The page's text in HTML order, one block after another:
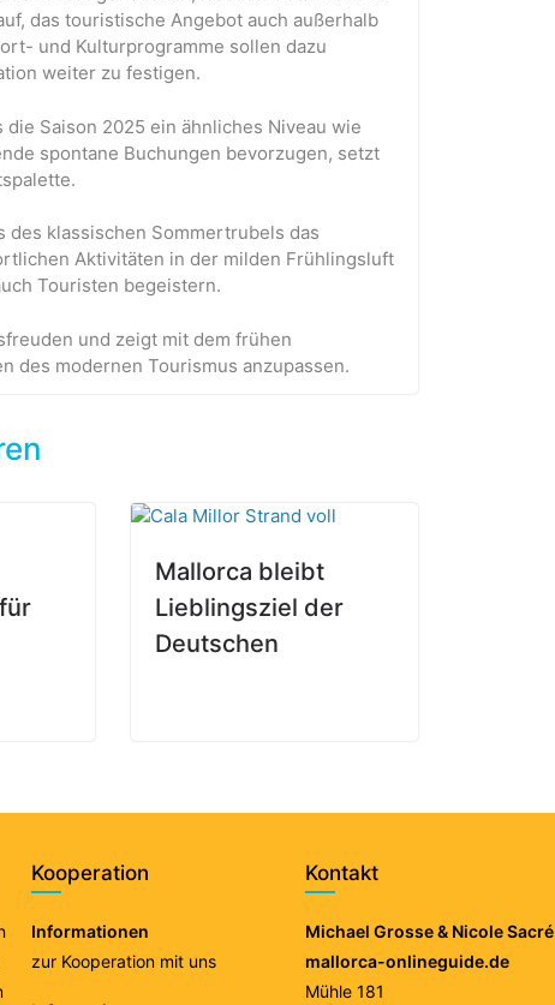
das touristische Angebot auch außerhalb
und Kulturprogramme sollen dazu
weiter zu festigen.
Saison 2025 ein ähnliches Niveau wie
spontane Buchungen bevorzugen, setzt
klassischen Sommertrubels das
Aktivitäten in der milden Frühlingsluft
Touristen begeistern.
und zeigt mit dem frühen
des modernen Tourismus anzupassen.
Mallorca bleibt
Lieblingsziel der
Deutschen
Kooperation
Informationen
zur Kooperation mit uns
Kontakt
Michael Grosse & Nicole Sacré
mallorca-onlineguide.de
Mühle 181